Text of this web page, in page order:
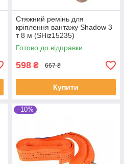
Стяжний ремінь для
кріплення вантажу Shadow 3
т 8 м (SHiz15235)
Готово до відправки
598 ₴ 667 ₴
Купити
–10%